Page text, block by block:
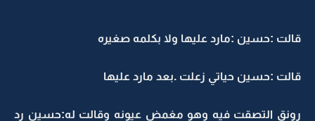
قالت :حسين :مارد عليها ولا بكلمه صغيره
قالت :حسين حياتي زعلت .بعد مارد عليها
رونق التصقت فيه وهو مغمض عيونه وقالت له:حسين رد